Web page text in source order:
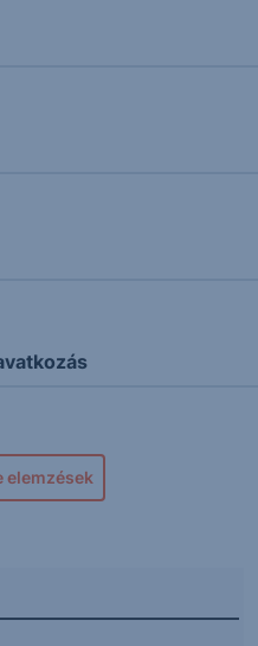
elemzések